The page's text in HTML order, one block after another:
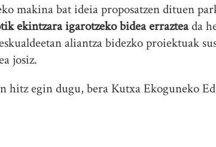
makina bat ideia proposatzen dituen
ekintzara igarotzeko bidea errazteada
aliantza bidezko proiektuak
josiz.
hitz egin dugu, bera Kutxa Ekoguneko